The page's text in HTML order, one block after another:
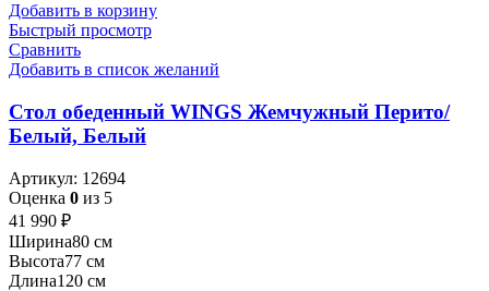
Добавить в корзину
Быстрый просмотр
Сравнить
Добавить в список желаний
Стол обеденный WINGS Жемчужный Перито/
Белый, Белый
Артикул: 12694
Оценка 0 из 5
41 990 ₽
Ширина80 см
Высота77 см
Длина120 см